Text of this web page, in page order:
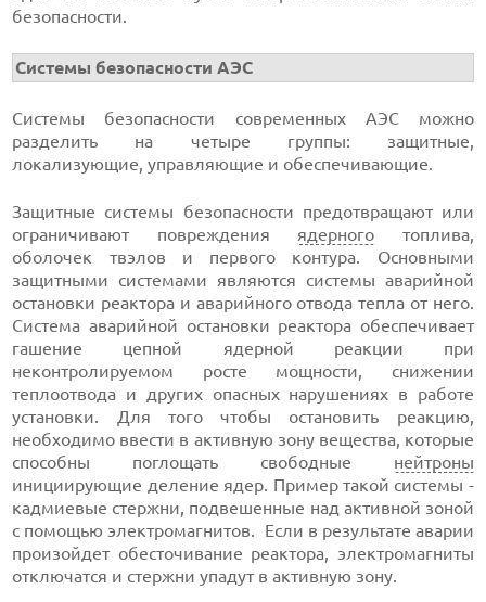
безопасности.
Системы безопасности АЭС
Системы безопасности современных АЭС можно
разделить на четыре группы: защитные,
локализующие, управляющие и обеспечивающие.
Защитные системы безопасности предотвращают или
ограничивают повреждения ядерного топлива,
оболочек твэлов и первого контура. Основными
защитными системами являются системы аварийной
остановки реактора и аварийного отвода тепла от него.
Система аварийной остановки реактора обеспечивает
гашение цепной ядерной реакции при
неконтролируемом росте мощности, снижении
теплоотвода и других опасных нарушениях в работе
установки. Для того чтобы остановить реакцию,
необходимо ввести в активную зону вещества, которые
способны поглощать свободные нейтроны
инициирующие деление ядер. Пример такой системы -
кадмиевые стержни, подвешенные над активной зоной
с помощью электромагнитов. Если в результате аварии
произойдет обесточивание реактора, электромагниты
отключатся и стержни упадут в активную зону.